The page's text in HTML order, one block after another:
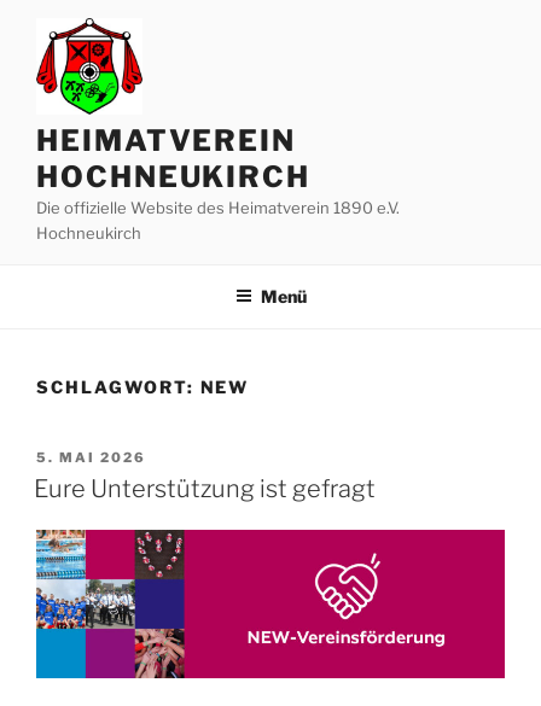
springen
HEIMATVEREIN
HOCHNEUKIRCH
Die offizielle Website des Heimatverein 1890 e.V.
Hochneukirch
Menü
SCHLAGWORT: NEW
VERÖFFENTLICHT
AM
5. MAI 2026
Eure Unterstützung ist gefragt